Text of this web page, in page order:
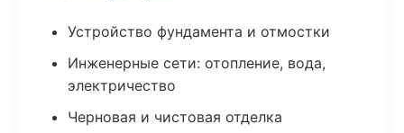
Устройство фундамента и отмостки
Инженерные сети: отопление, вода,
электричество
Черновая и чистовая отделка